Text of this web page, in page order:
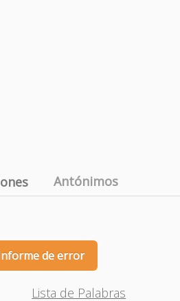
Antónimos
de error
Lista de Palabras